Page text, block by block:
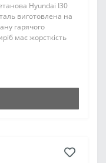
Hyundai I30
виготовлена на
гарячого
має жорсткість